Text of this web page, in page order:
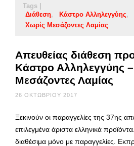
Tags |
Διάθεση
Κάστρο Αλληλεγγύης
Χωρίς Μεσάζοντες Λαμίας
Απευθείας διάθεση
Κάστρο Αλληλεγγύης
Μεσάζοντες Λαμίας
26 ΟΚΤΩΒΡΊΟΥ 2017
Ξεκινούν οι παραγγελίες της 37ης
επιλεγμένα άριστα ελληνικά
διαθέσιμα μόνο με παραγγελίες.